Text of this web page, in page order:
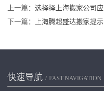
上一篇： 选择择上海搬家公司
下一篇：
上海腾超盛达搬家提
快速导航 FAST NAVIGATION